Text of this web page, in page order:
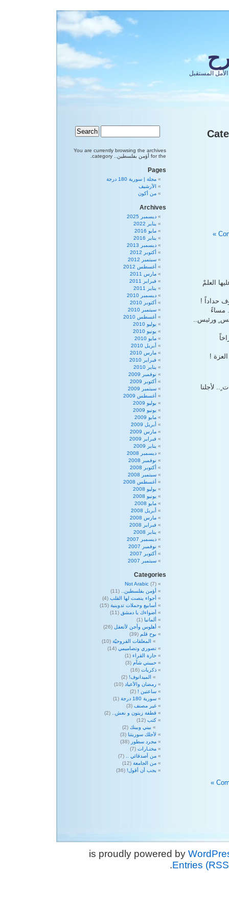
المستقبل
العلمْ
حداداً !
مساءً
ورئيس..
!
ٍ.. لأجلنا
You are currently browsing the archives
for the أؤمن بفلسطين.. category.
Pages
مجلة | سورية 180 درجة
الأرشيف
من أكون
Archives
ديسمبر 2025
يناير 2022
مايو 2016
يناير 2016
ديسمبر 2013
أكتوبر 2012
سبتمبر 2012
أغسطس 2012
مارس 2011
فبراير 2011
يناير 2011
ديسمبر 2010
أكتوبر 2010
سبتمبر 2010
أغسطس 2010
يوليو 2010
يونيو 2010
مايو 2010
أبريل 2010
مارس 2010
فبراير 2010
يناير 2010
نوفمبر 2009
أكتوبر 2009
سبتمبر 2009
أغسطس 2009
يوليو 2009
يونيو 2009
مايو 2009
أبريل 2009
مارس 2009
فبراير 2009
يناير 2009
ديسمبر 2008
نوفمبر 2008
أكتوبر 2008
سبتمبر 2008
أغسطس 2008
يوليو 2008
يونيو 2008
مايو 2008
أبريل 2008
مارس 2008
فبراير 2008
يناير 2008
ديسمبر 2007
نوفمبر 2007
أكتوبر 2007
سبتمبر 2007
Categories
Not Arabic (7)
أؤمن بفلسطين..
(11)
أجواء ينصت لها القلب (4)
أسابيع وحملات تدوينية (15)
أضواءك يا دمشق (11)
ألمانيا (1)
أهلوس وأجن لأتعقل (26)
بوح قلم (39)
المعلقات الفروحيّة (10)
تصوري وتصاميمي (14)
حارة القراء (1)
حبيبتي شآم (3)
ذكريات (16)
الميدانوف! (2)
رمضان والأعياد (10)
ساعتين ! (2)
سورية 180 درجة
(1)
غير مصنف (3)
قطفة زيتون و نعش..
(2)
كتب (12)
بيني وبينك (2)
لأجلك سوريتنا (3)
مجرد سطور (38)
مختـارات (7)
من أصدقائي ..
(7)
من الجامعة (12)
يجب أن أقول! (36)
Entries
.